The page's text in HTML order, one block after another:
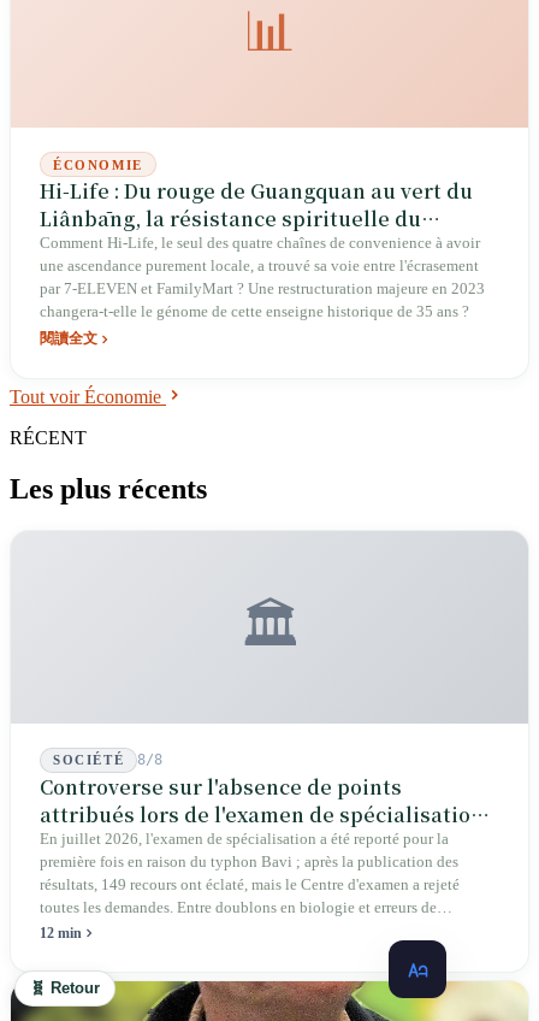
📊
ÉCONOMIE
Hi-Life : Du rouge de Guangquan au vert du
Liânbāng, la résistance spirituelle du
'troisième supermarché' de Taïwan
Comment Hi-Life, le seul des quatre chaînes de convenience à avoir
une ascendance purement locale, a trouvé sa voie entre l'écrasement
par 7-ELEVEN et FamilyMart ? Une restructuration majeure en 2023
changera-t-elle le génome de cette enseigne historique de 35 ans ?
閱讀全文
Tout voir Économie
RÉCENT
Les plus récents
🏛️
SOCIÉTÉ 8/8
Controverse sur l'absence de points
attribués lors de l'examen de spécialisation
2026 : une crise structurelle de l'intégrité
éducative
En juillet 2026, l'examen de spécialisation a été reporté pour la
première fois en raison du typhon Bavi ; après la publication des
résultats, 149 recours ont éclaté, mais le Centre d'examen a rejeté
toutes les demandes. Entre doublons en biologie et erreurs de
graphiques en géographie, les autorités affirment que cela « n'affecte
pas la réponse ». Députés, parents et pétitionnaires exigent des preuves
vérifiables plutôt que de simples conclusions.
12 min
🧬 Retour